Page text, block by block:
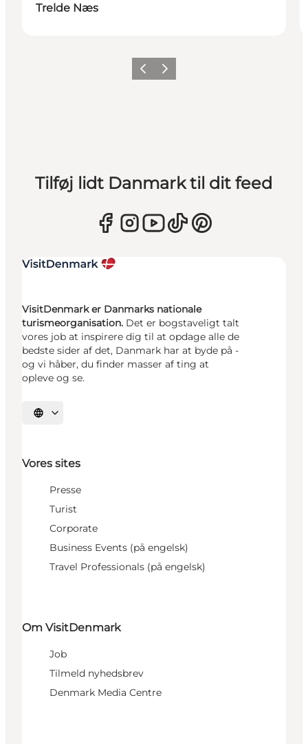
Trelde Næs
ForrigeNæste
Tilføj lidt Danmark til dit feed
VisitDenmark er Danmarks nationale
turismeorganisation. Det er bogstaveligt talt
vores job at inspirere dig til at opdage alle de
bedste sider af det, Danmark har at byde på -
og vi håber, du finder masser af ting at
opleve og se.
Vælg sprog
Vores sites
Presse
Turist
Corporate
Business Events (på engelsk)
Travel Professionals (på engelsk)
Om VisitDenmark
Job
Tilmeld nyhedsbrev
Denmark Media Centre